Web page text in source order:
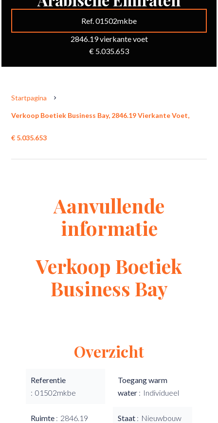
Ref. 01502mkbe
2846.19 vierkante voet
€ 5.035.653
Startpagina
Verkoop Boetiek Business Bay, 2846.19 Vierkante Voet,
€ 5.035.653
Aanvullende
informatie
Verkoop Boetiek
Business Bay
Overzicht
Referentie
01502mkbe
Ruimte
2846.19
Toegang warm
water
Individueel
Staat Nieuwbouw